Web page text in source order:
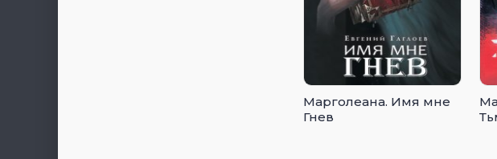
Марголеана. Имя мне
Гнев